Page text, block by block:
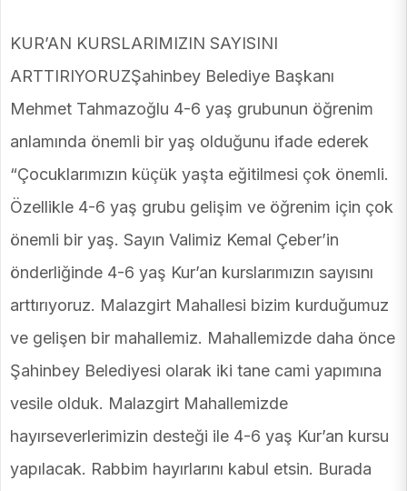
KUR’AN KURSLARIMIZIN SAYISINI
ARTTIRIYORUZŞahinbey Belediye Başkanı
Mehmet Tahmazoğlu 4-6 yaş grubunun öğrenim
anlamında önemli bir yaş olduğunu ifade ederek
“Çocuklarımızın küçük yaşta eğitilmesi çok önemli.
Özellikle 4-6 yaş grubu gelişim ve öğrenim için çok
önemli bir yaş. Sayın Valimiz Kemal Çeber’in
önderliğinde 4-6 yaş Kur’an kurslarımızın sayısını
arttırıyoruz. Malazgirt Mahallesi bizim kurduğumuz
ve gelişen bir mahallemiz. Mahallemizde daha önce
Şahinbey Belediyesi olarak iki tane cami yapımına
vesile olduk. Malazgirt Mahallemizde
hayırseverlerimizin desteği ile 4-6 yaş Kur’an kursu
yapılacak. Rabbim hayırlarını kabul etsin. Burada